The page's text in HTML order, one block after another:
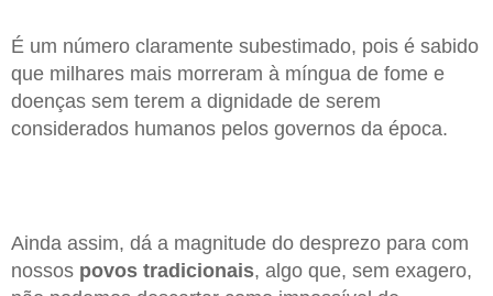
É um número claramente subestimado, pois é sabido
que milhares mais morreram à míngua de fome e
doenças sem terem a dignidade de serem
considerados humanos pelos governos da época.
Ainda assim, dá a magnitude do desprezo para com
nossos povos tradicionais, algo que, sem exagero,